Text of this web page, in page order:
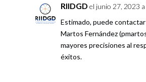
RIIDGD el junio 27, 2023
Estimado, puede contactar
Martos Fernández
mayores precisiones al
éxitos.